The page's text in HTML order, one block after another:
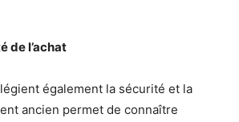
de l’achat
également la sécurité et la
ancien permet de connaître